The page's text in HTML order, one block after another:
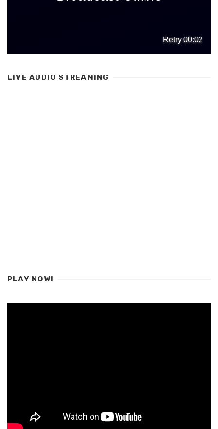
LIVE AUDIO STREAMING
PLAY NOW!